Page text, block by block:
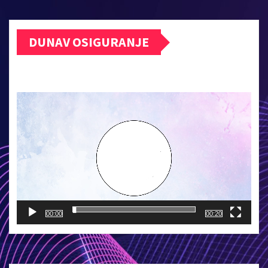
DUNAV OSIGURANJE
видео
записа
00:00 00:20